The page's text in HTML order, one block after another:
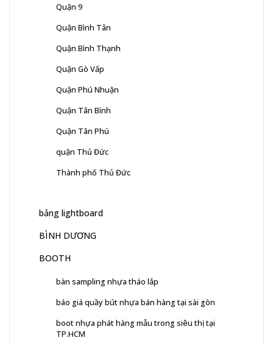
Quận 9
Quận Bình Tân
Quận Bình Thạnh
Quận Gò Vấp
Quận Phú Nhuận
Quận Tân Bình
Quận Tân Phú
quận Thủ Đức
Thành phố Thủ Đức
bảng lightboard
BÌNH DƯƠNG
BOOTH
bàn sampling nhựa tháo lắp
báo giá quầy bút nhựa bán hàng tại sài gòn
boot nhựa phát hàng mẫu trong siêu thị tại
TP.HCM